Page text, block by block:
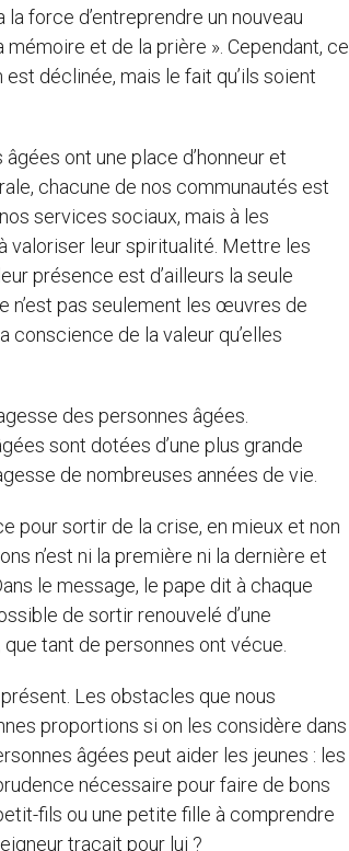
force d’entreprendre un nouveau
et de la prière ». Cependant, ce
déclinée, mais le fait qu’ils soient
ont une place d’honneur et
chacune de nos communautés est
services sociaux, mais à les
valoriser leur spiritualité. Mettre les
présence est d’ailleurs la seule
n’est pas seulement les œuvres de
conscience de la valeur qu’elles
des personnes âgées.
sont dotées d’une plus grande
de nombreuses années de vie.
pour sortir de la crise, en mieux et non
n’est ni la première ni la dernière et
le message, le pape dit à chaque
de sortir renouvelé d’une
tant de personnes ont vécue.
Les obstacles que nous
proportions si on les considère dans
âgées peut aider les jeunes : les
nécessaire pour faire de bons
fils ou une petite fille à comprendre
traçait pour lui ?